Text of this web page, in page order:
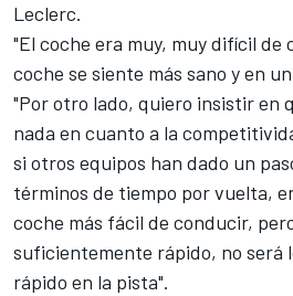
Leclerc.
"El coche era muy, muy difícil de
coche se siente más sano y en
"Por otro lado, quiero insistir en
nada en cuanto a la
si otros equipos han dado un
términos de tiempo por vuelta,
coche más fácil de conducir,
suficientemente rápido, no será
rápido en la pista".